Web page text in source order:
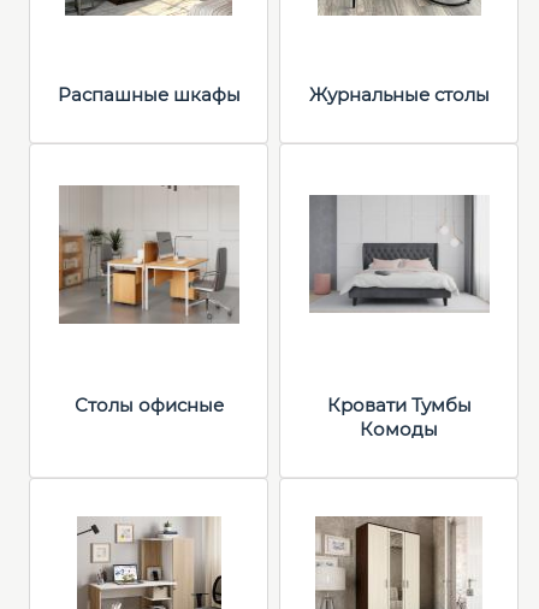
Распашные шкафы Журнальные столы
Столы офисные
Кровати Тумбы
Комоды